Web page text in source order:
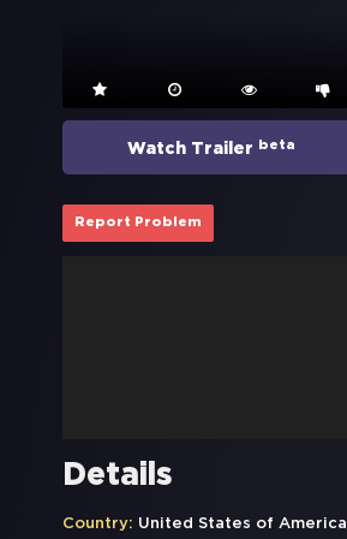
Watch Trailer beta
Report Problem
Details
Country: United States of America